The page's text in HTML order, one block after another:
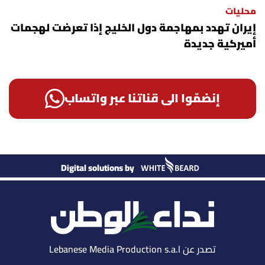
محليات
إيران تهدد بمهاجمة دول الخليج إذا تعرضت لهجمات
أميركية جديدة
إنضمّوا الى قناتنا عبر واتساب
Digital solutions by
تصدر عن Lebanese Media Production s.a.l